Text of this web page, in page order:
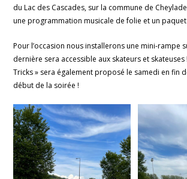
du Lac des Cascades, sur la commune de
une programmation musicale de folie et un paquet
Pour l’occasion nous installerons une mini-rampe
dernière sera accessible aux skateurs et skateuses
Tricks » sera également proposé le samedi en fin
début de la soirée !